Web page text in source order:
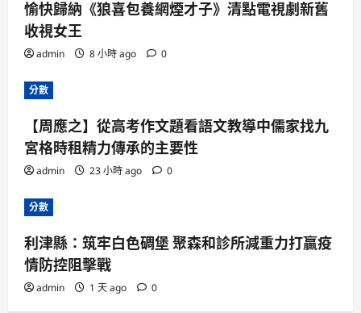
愉快歸納《狼喜包養網煙才子》清點電視劇新舊
收視女王
admin 8 小時 ago 0
分數
【周應之】從高考作文題看語文教導中儒家找九
宮格時租精力傳承的主要性
admin 23 小時 ago 0
分數
利津縣：筑牢白色碉堡 聚森和診所減重力打贏疫
情防控阻擊戰
admin 1 天 ago 0